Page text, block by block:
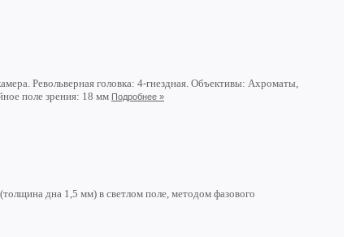
Револьверная головка: 4-гнездная. Объективы: Ахроматы,
поле зрения: 18 мм Подробнее »
дна 1,5 мм) в светлом поле, методом фазового